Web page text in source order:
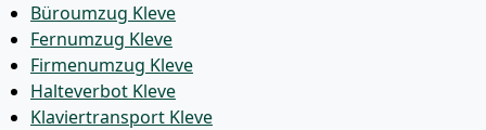
Büroumzug Kleve
Fernumzug Kleve
Firmenumzug Kleve
Halteverbot Kleve
Klaviertransport Kleve